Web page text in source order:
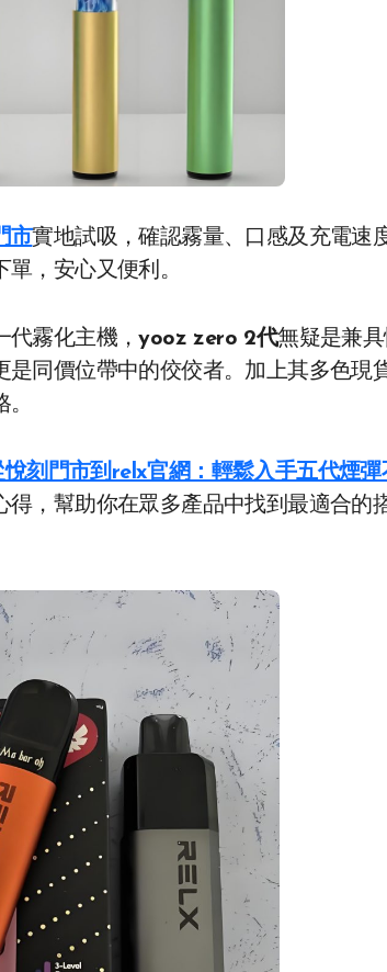
市實地試吸，確認霧量、口感及充電速
單，安心又便利。
代霧化主機，yooz zero 2代無疑是兼
是同價位帶中的佼佼者。加上其多色現
悅刻門市到relx官網：輕鬆入手五代煙彈
得，幫助你在眾多產品中找到最適合的